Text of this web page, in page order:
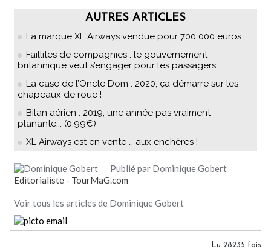
AUTRES ARTICLES
La marque XL Airways vendue pour 700 000 euros
Faillites de compagnies : le gouvernement
britannique veut s’engager pour les passagers
La case de l’Oncle Dom : 2020, ça démarre sur les
chapeaux de roue !
Bilan aérien : 2019, une année pas vraiment
planante... (0,99€)
XL Airways est en vente … aux enchères !
Publié par Dominique Gobert
Editorialiste - TourMaG.com
Voir tous les articles de Dominique Gobert
Lu 28235 fois